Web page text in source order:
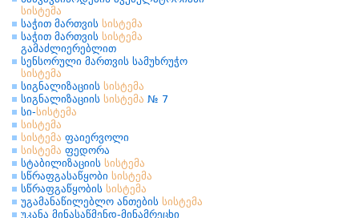
სისტემა
საჭით მართვის სისტემა
საჭით მართვის სისტემა
გამაძლიერებლით
სენსორული მართვის სამუხრუჭო
სისტემა
სიგნალიზაციის სისტემა
სიგნალიზაციის სისტემა № 7
სი-სისტემა
სისტემა
სისტემა ფაიერვოლი
სისტემა ფედორა
სტაბილიზაციის სისტემა
სწრაფგასაწყობი სისტემა
სწრაფგაწყობის სისტემა
უგამანაწილებლო ანთების სისტემა
უკანა მინასაწმენდ-მინამრეცხი